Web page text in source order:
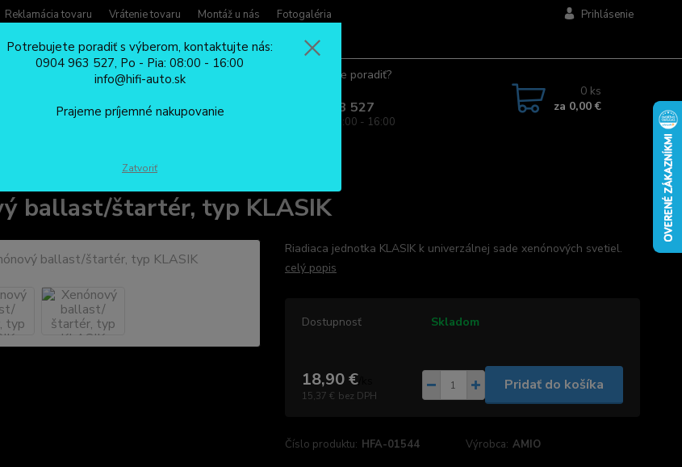
Reklamácia tovaru Vrátenie tovaru Montáž u nás
Fotogaléria
Prihlásenie
Potrebujete poradiť?
0904 963 527
Po - Pia: 08:00 - 16:00
0 ks
za 0,00 €
Príslušenstvo ku xenónom
ballast/štartér, typ KLASIK
Riadiaca jednotka KLASIK k univerzálnej sade xenónových svetiel.
celý popis
Dostupnosť Skladom
18,90 €/
15,37 € bez DPH
Pridať do košíka
Číslo produktu: HFA-01544 Výrobca: AMIO
Potrebujete poradiť s výberom, kontaktujte nás:
0904 963 527, Po - Pia: 08:00 - 16:00
info@hifi-auto.sk
Prajeme príjemné nakupovanie
Zatvoriť